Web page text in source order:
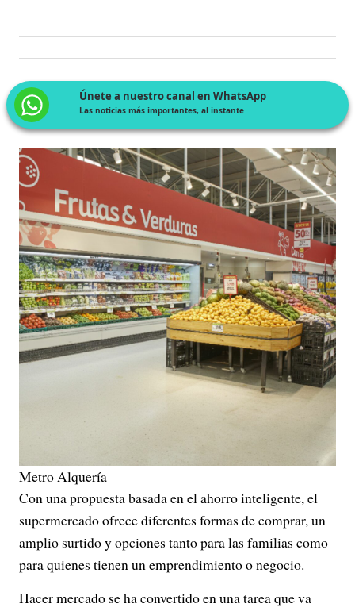
Únete a nuestro canal en WhatsApp
Las noticias más importantes, al instante
Metro Alquería
Con una propuesta basada en el ahorro inteligente, el
supermercado ofrece diferentes formas de comprar, un
amplio surtido y opciones tanto para las familias como
para quienes tienen un emprendimiento o negocio.
Hacer mercado se ha convertido en una tarea que va